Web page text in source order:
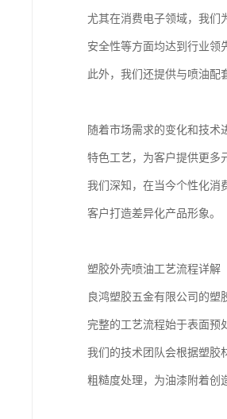
尤其在消费电子领域，我们
安全性等方面均达到行业领
此外，我们还提供与喷油配
随着市场需求的变化和技术
特色工艺，为客户提供更多
我们深知，在当今个性化消
客户打造差异化产品形象。
塑胶外壳喷油工艺流程详解
良鸿塑胶五金有限公司的
完整的工艺流程始于表面预
我们的技术团队会根据塑胶
粗糙度处理，为油漆附着创